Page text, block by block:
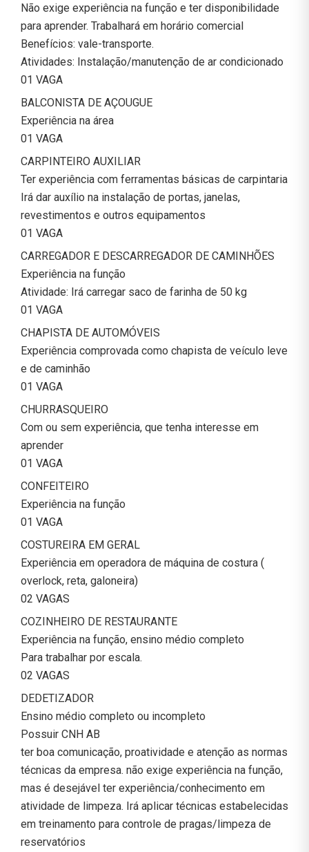
Não exige experiência na função e ter disponibilidade
para aprender. Trabalhará em horário comercial
Benefícios: vale-transporte.
Atividades: Instalação/manutenção de ar condicionado
01 VAGA
BALCONISTA DE AÇOUGUE
Experiência na área
01 VAGA
CARPINTEIRO AUXILIAR
Ter experiência com ferramentas básicas de carpintaria
Irá dar auxílio na instalação de portas, janelas,
revestimentos e outros equipamentos
01 VAGA
CARREGADOR E DESCARREGADOR DE CAMINHÕES
Experiência na função
Atividade: Irá carregar saco de farinha de 50 kg
01 VAGA
CHAPISTA DE AUTOMÓVEIS
Experiência comprovada como chapista de veículo leve
e de caminhão
01 VAGA
CHURRASQUEIRO
Com ou sem experiência, que tenha interesse em
aprender
01 VAGA
CONFEITEIRO
Experiência na função
01 VAGA
COSTUREIRA EM GERAL
Experiência em operadora de máquina de costura (
overlock, reta, galoneira)
02 VAGAS
COZINHEIRO DE RESTAURANTE
Experiência na função, ensino médio completo
Para trabalhar por escala.
02 VAGAS
DEDETIZADOR
Ensino médio completo ou incompleto
Possuir CNH AB
ter boa comunicação, proatividade e atenção as normas
técnicas da empresa. não exige experiência na função,
mas é desejável ter experiência/conhecimento em
atividade de limpeza. Irá aplicar técnicas estabelecidas
em treinamento para controle de pragas/limpeza de
reservatórios